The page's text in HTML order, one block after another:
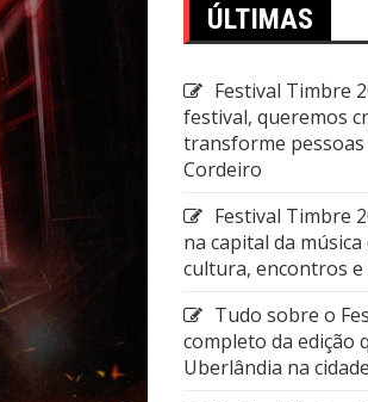
ÚLTIMAS
Festival Timbre
festival, queremos
transforme pessoas
Cordeiro
Festival Timbre
na capital da
cultura, encontros e
Tudo sobre o
completo da edição
Uberlândia na